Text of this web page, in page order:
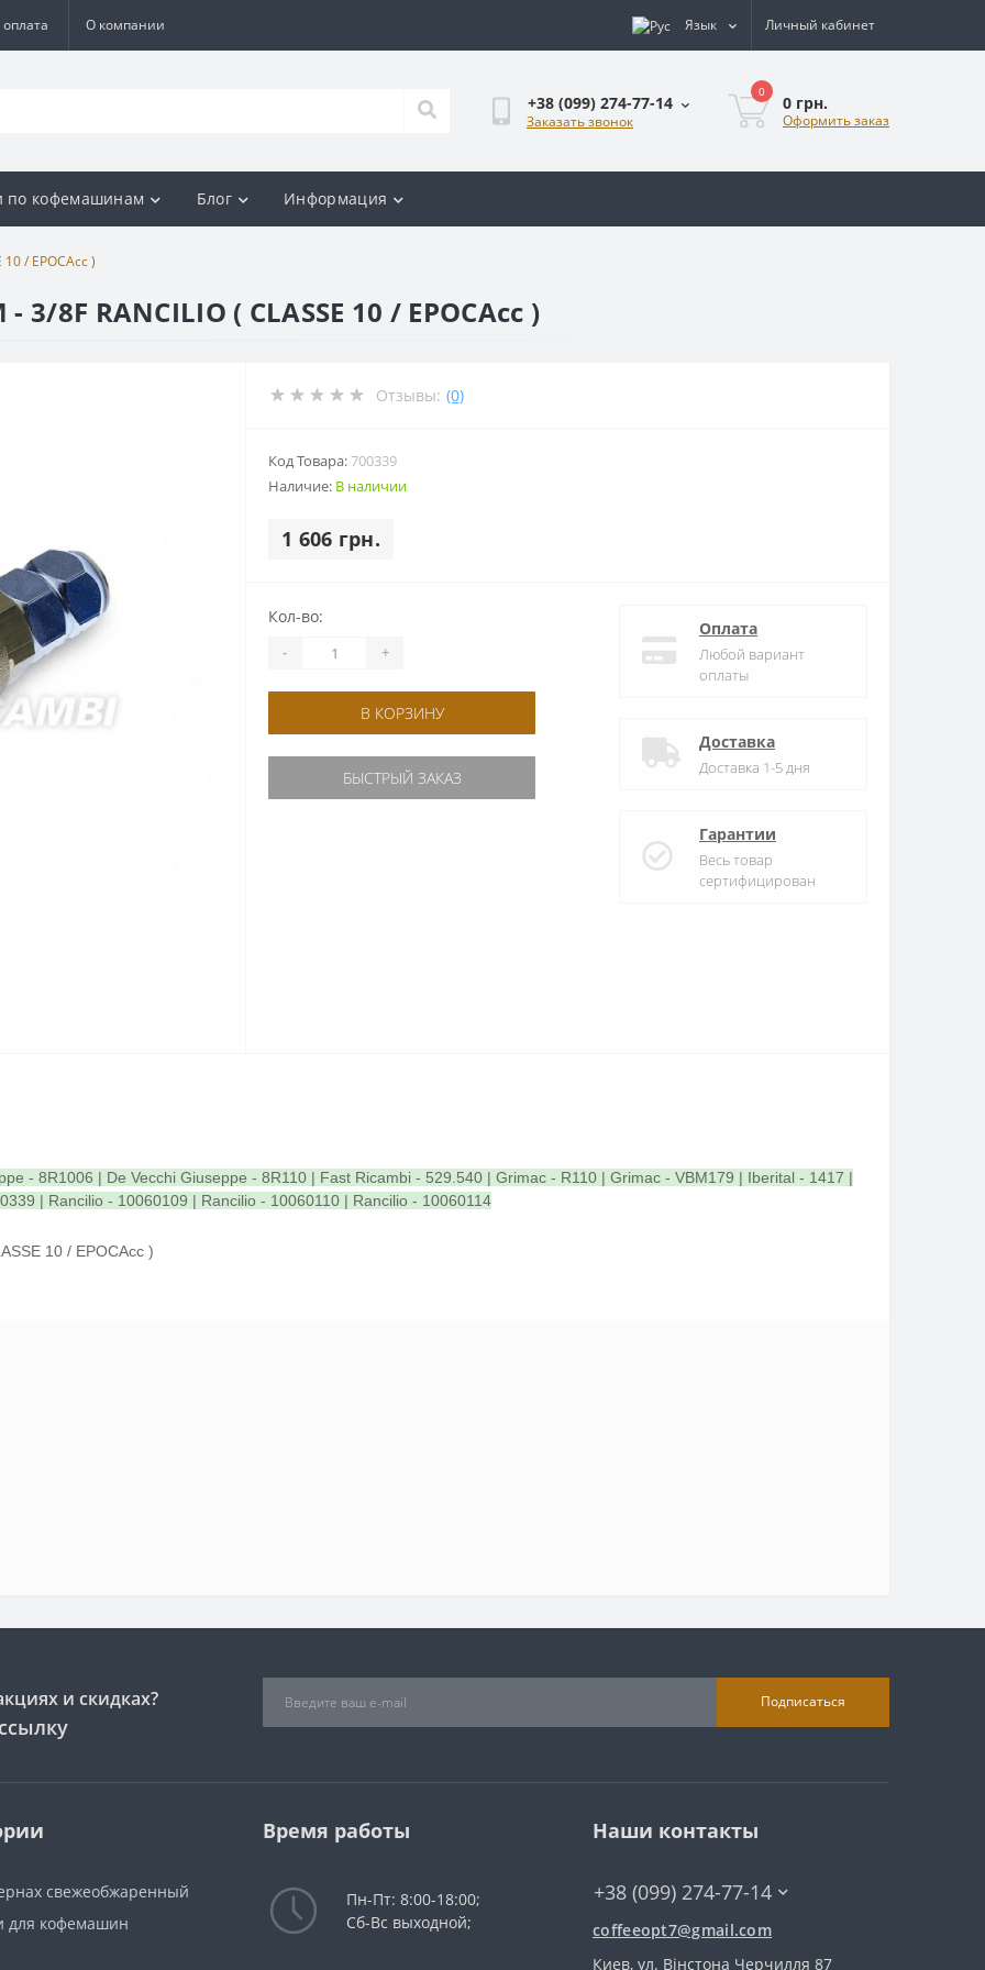
О компании Язык Личный кабинет
+38 (099) 274-77-14
Заказать звонок
0
0 грн.
Оформить заказ
по кофемашинам Блог Информация
/ EPOCAcc )
RANCILIO ( CLASSE 10 / EPOCAcc )
Отзывы: (0)
Код Товара:700339
Наличие: В наличии
1 606 грн.
Кол-во:
- +
В КОРЗИНУ
БЫСТРЫЙ ЗАКАЗ
Оплата
Любой вариант
оплаты
Доставка
Доставка 1-5 дня
Гарантии
Весь товар
сертифицирован
- 8R1006 | De Vecchi Giuseppe - 8R110 | Fast Ricambi - 529.540 | Grimac - R110 | Grimac - VBM179 | Iberital - 1417 |
| Rancilio - 10060109 | Rancilio - 10060110 | Rancilio - 10060114
10 / EPOCAcc )
и скидках? Подписаться
свежеобжаренный
для кофемашин
Время работы
Пн-Пт: 8:00-18:00;
Сб-Вс выходной;
Наши контакты
+38 (099) 274-77-14
coffeeopt7@gmail.com
Киев, ул. Вінстона Черчилля 87